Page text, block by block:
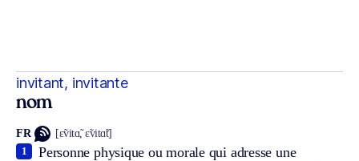
invitant, invitante
nom
FR [ɛ̃vitɑ̃, ɛ̃vitɑ̃t]
Personne physique ou morale qui adresse une
1